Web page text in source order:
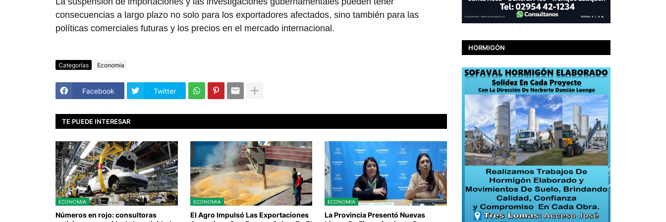
consecuencias a largo plazo no solo para los exportadores afectados, sino también para las
políticas comerciales futuras y los precios en el mercado internacional.
Categorías Economia
Facebook Twitter
TE PUEDE INTERESAR
ECONOMIA
Números en rojo: consultoras
ECONOMIA
El Agro Impulsó Las Exportaciones
ECONOMIA
La Provincia Presentó Nuevas
HORMIGÓN